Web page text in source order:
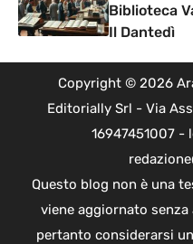
Biblioteca
Il Dantedì
Copyright © 2026
Editorially Srl - Via
16947451007 -
Questo blog non è una
viene aggiornato
pertanto considerarsi